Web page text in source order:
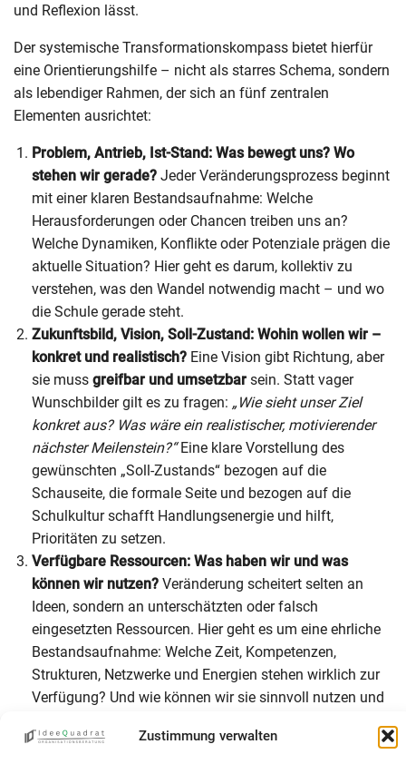
Zustimmung verwalten
und Reflexion lässt.
Der systemische Transformationskompass bietet hierfür
eine Orientierungshilfe – nicht als starres Schema, sondern
als lebendiger Rahmen, der sich an fünf zentralen
Elementen ausrichtet:
Problem, Antrieb, Ist-Stand: Was bewegt uns? Wo
stehen wir gerade? Jeder Veränderungsprozess beginnt
mit einer klaren Bestandsaufnahme: Welche
Herausforderungen oder Chancen treiben uns an?
Welche Dynamiken, Konflikte oder Potenziale prägen die
aktuelle Situation? Hier geht es darum, kollektiv zu
verstehen, was den Wandel notwendig macht – und wo
die Schule gerade steht.
Zukunftsbild, Vision, Soll-Zustand: Wohin wollen wir –
konkret und realistisch? Eine Vision gibt Richtung, aber
sie muss greifbar und umsetzbar sein. Statt vager
Wunschbilder gilt es zu fragen: „Wie sieht unser Ziel
konkret aus? Was wäre ein realistischer, motivierender
nächster Meilenstein?“Eine klare Vorstellung des
gewünschten „Soll-Zustands“ bezogen auf die
Schauseite, die formale Seite und bezogen auf die
Schulkultur schafft Handlungsenergie und hilft,
Prioritäten zu setzen.
Verfügbare Ressourcen: Was haben wir und was
können wir nutzen? Veränderung scheitert selten an
Ideen, sondern an unterschätzten oder falsch
eingesetzten Ressourcen. Hier geht es um eine ehrliche
Bestandsaufnahme: Welche Zeit, Kompetenzen,
Strukturen, Netzwerke und Energien stehen wirklich zur
Verfügung? Und wie können wir sie sinnvoll nutzen und
Erste, nächste Schritte: Was ist der kleinste sinnvolle